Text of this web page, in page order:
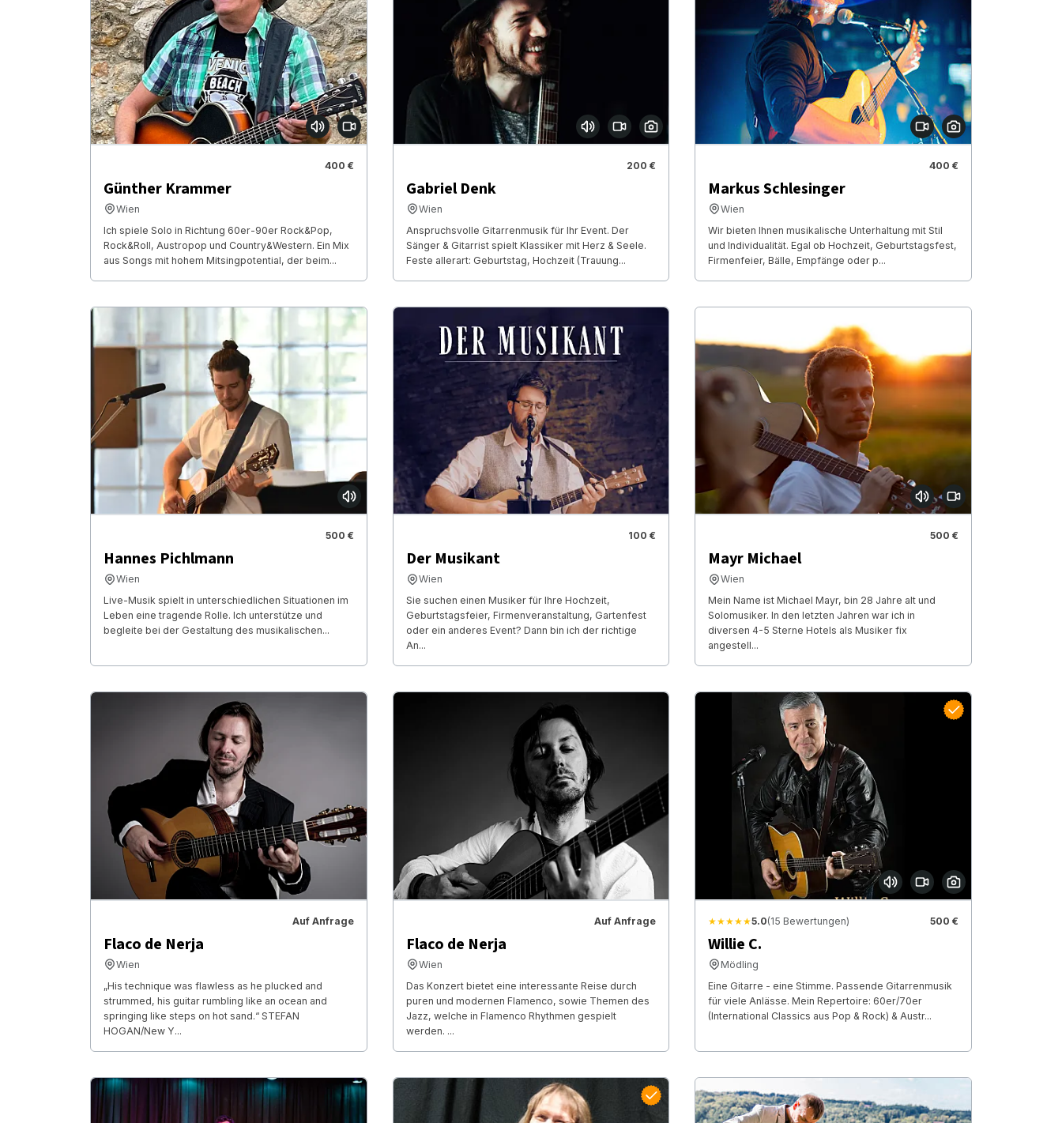
400 €
Günther Krammer
Wien
Ich spiele Solo in Richtung 60er-90er Rock&Pop,
Rock&Roll, Austropop und Country&Western. Ein Mix
aus Songs mit hohem Mitsingpotential, der beim...
200 €
Gabriel Denk
Wien
Anspruchsvolle Gitarrenmusik für Ihr Event. Der
Sänger & Gitarrist spielt Klassiker mit Herz & Seele.
Feste allerart: Geburtstag, Hochzeit (Trauung...
400 €
Markus Schlesinger
Wien
Wir bieten Ihnen musikalische Unterhaltung mit Stil
und Individualität. Egal ob Hochzeit, Geburtstagsfest,
Firmenfeier, Bälle, Empfänge oder p...
500 €
Hannes Pichlmann
Wien
Live-Musik spielt in unterschiedlichen Situationen im
Leben eine tragende Rolle. Ich unterstütze und
begleite bei der Gestaltung des musikalischen...
100 €
Der Musikant
Wien
Sie suchen einen Musiker für Ihre Hochzeit,
Geburtstagsfeier, Firmenveranstaltung, Gartenfest
oder ein anderes Event? Dann bin ich der richtige
An...
500 €
Mayr Michael
Wien
Mein Name ist Michael Mayr, bin 28 Jahre alt und
Solomusiker. In den letzten Jahren war ich in
diversen 4-5 Sterne Hotels als Musiker fix
angestell...
Auf Anfrage
Flaco de Nerja
Wien
„His technique was flawless as he plucked and
strummed, his guitar rumbling like an ocean and
springing like steps on hot sand.“ STEFAN
HOGAN/New Y...
Auf Anfrage
Flaco de Nerja
Wien
Das Konzert bietet eine interessante Reise durch
puren und modernen Flamenco, sowie Themen des
Jazz, welche in Flamenco Rhythmen gespielt
werden. ...
★★★★★5.0(15 Bewertungen) 500 €
Willie C.
Mödling
Eine Gitarre - eine Stimme. Passende Gitarrenmusik
für viele Anlässe. Mein Repertoire: 60er/70er
(International Classics aus Pop & Rock) & Austr...